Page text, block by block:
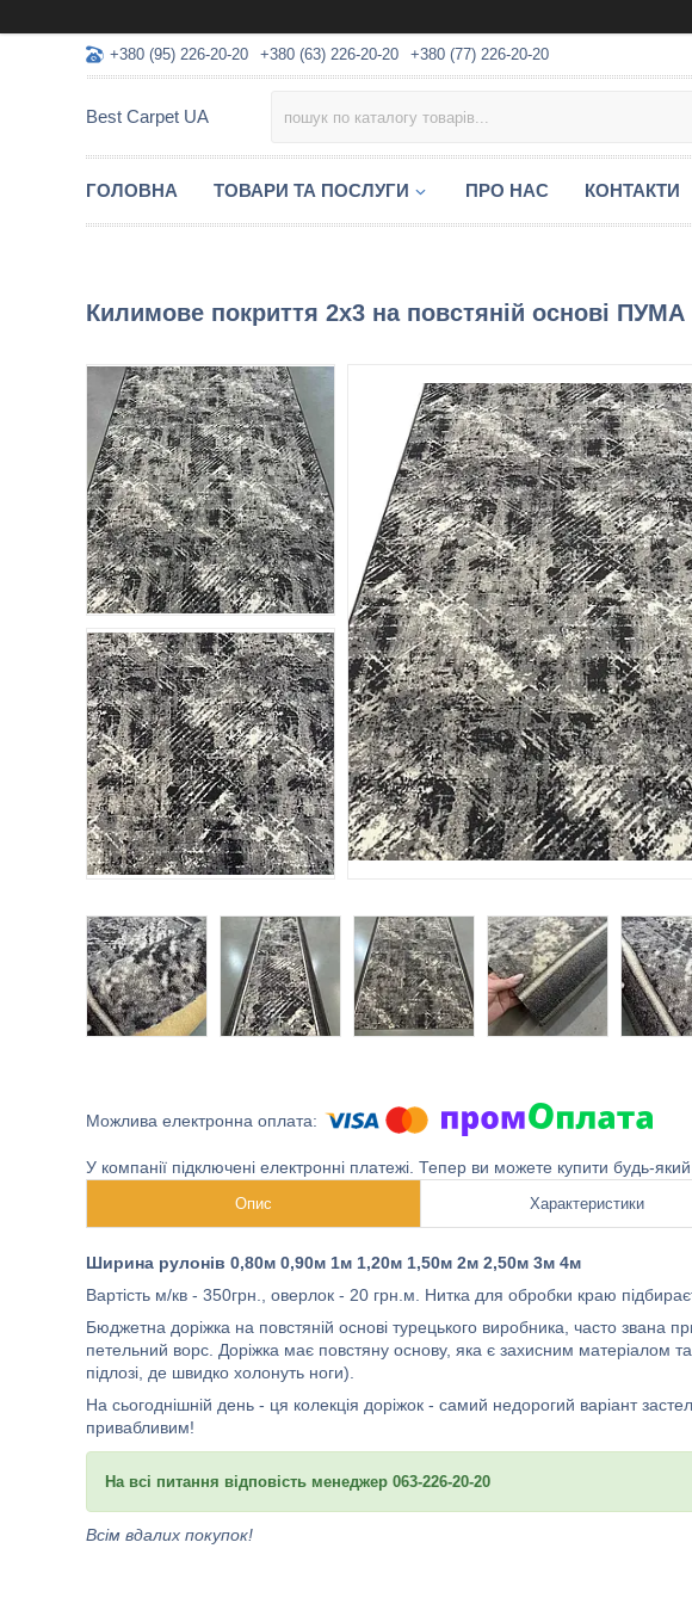
+380 (95) 226-20-20 +380 (63) 226-20-20 +380 (77) 226-20-20
Best Carpet UA
ГОЛОВНА ТОВАРИ ТА ПОСЛУГИ ПРО НАС КОНТАКТИ
Килимове покриття 2х3 на повстяній основі ПУМА
У компанії підключені електронні платежі. Тепер ви можете купити будь-
Опис Характеристики
Ширина рулонів 0,80м 0,90м 1м 1,20м 1,50м 2м 2,50м 3м 4м
Вартість м/кв - 350грн., оверлок - 20 грн.м. Нитка для обробки краю
Бюджетна доріжка на повстяній основі турецького виробника, часто звана
петельний ворс. Доріжка має повстяну основу, яка є захисним матеріалом
підлозі, де швидко холонуть ноги).
На сьогоднішній день - ця колекція доріжок - самий недорогий варіант
привабливим!
На всі питання відповість менеджер 063-226-20-20
Всім вдалих покупок!